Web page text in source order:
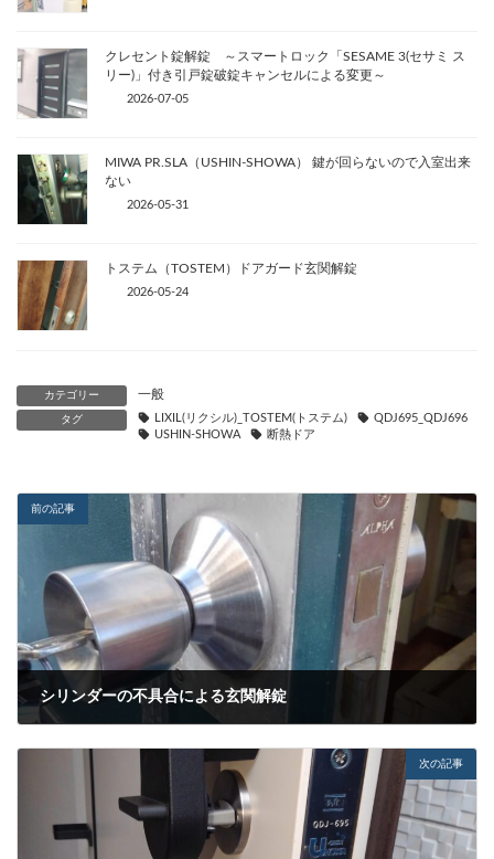
クレセント錠解錠 ～スマートロック「SESAME 3(セサミ ス
リー)」付き引戸錠破錠キャンセルによる変更～
2026-07-05
MIWA PR.SLA（USHIN-SHOWA） 鍵が回らないので入室出来
ない
2026-05-31
トステム（TOSTEM）ドアガード玄関解錠
2026-05-24
カテゴリー 一般
タグ LIXIL(リクシル)_TOSTEM(トステム)
QDJ695_QDJ696
USHIN-SHOWA
断熱ドア
前の記事
シリンダーの不具合による玄関解錠
次の記事